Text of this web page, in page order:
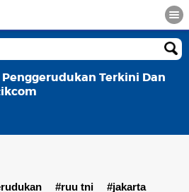
Terkini Dan
#ruu tni
#jakarta